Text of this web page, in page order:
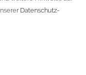
Daten­schutz­